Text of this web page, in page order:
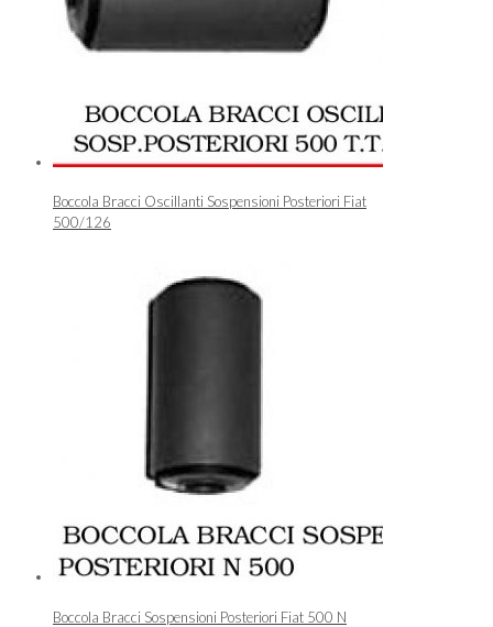
Boccola Bracci Oscillanti Sospensioni Posteriori Fiat
500/126
Boccola Bracci Sospensioni Posteriori Fiat 500 N